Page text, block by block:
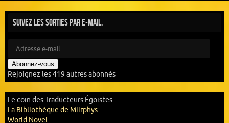
Suivez les sorties par e-mail.
Abonnez-vous
Rejoignez les 419 autres abonnés
Le coin des Traducteurs Égoistes
La Bibliothèque de Miirphys
World Novel